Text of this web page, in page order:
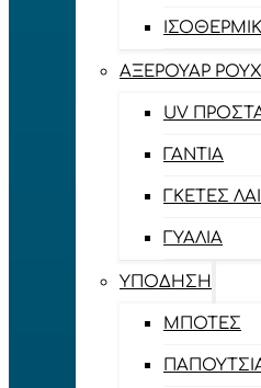
ΑΞΕΡΟΥΆΡ
UV
ΓΆΝΤΙΑ
ΓΚΈΤΕΣ
ΓΥΑΛΙΆ
ΥΠΌΔΗΣΗ
ΜΠΌΤΕΣ